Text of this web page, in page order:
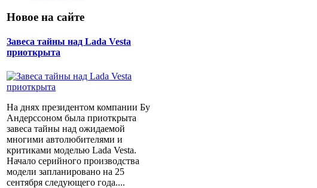
Новое на сайте
Завеса тайны над Lada Vesta
приоткрыта
На днях президентом компании Бу
Андерссоном была приоткрыта
завеса тайны над ожидаемой
многими автолюбителями и
критиками моделью Lada Vesta.
Начало серийного производства
модели запланировано на 25
сентября следующего года....